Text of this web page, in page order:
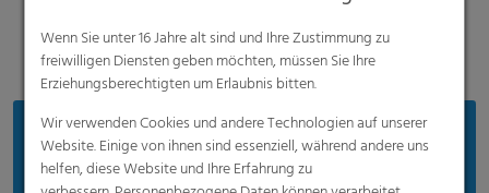
Vorteile
Optimal für Weichobst wie Erdbeeren oder
Wenn Sie unter 16 Jahre alt sind und Ihre Zustimmung zu
freiwilligen Diensten geben möchten, müssen Sie Ihre
Erziehungsberechtigten um Erlaubnis bitten.
Wir verwenden Cookies und andere Technologien auf unserer
Website. Einige von ihnen sind essenziell, während andere uns
helfen, diese Website und Ihre Erfahrung zu